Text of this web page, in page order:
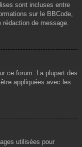
sont incluses entre
sur le BBCode,
de message.
ce forum. La plupart des
appliquées avec les
utilisées pour